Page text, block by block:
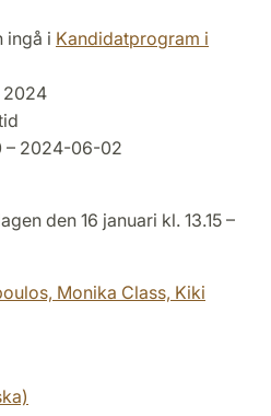
ingå i Kandidatprogram i
2024
– 2024-06-02
den 16 januari kl. 13.15 –
Monika Class, Kiki